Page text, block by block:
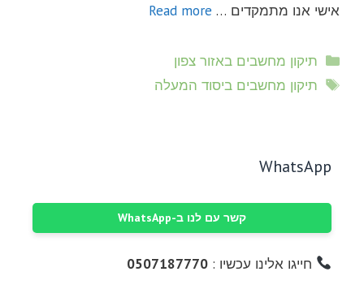
אישי אנו מתמקדים … Read more
קטגוריות
תיקון מחשבים באזור צפון
תגיות
תיקון מחשבים ביסוד המעלה
WhatsApp
קשר עם לנו ב-WhatsApp
חייגו אלינו עכשיו :0507187770